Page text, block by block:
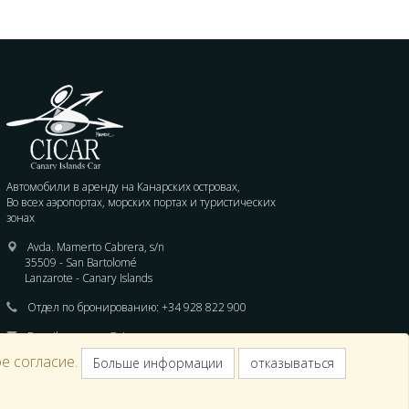
Автомобили в аренду на Канарских островах,
Во всех аэропортах, морских портах и туристических
зонах
Avda. Mamerto Cabrera, s/n
35509 - San Bartolomé
Lanzarote - Canary Islands
Отдел по бронированию: +34 928 822 900
E-mail :reservas@cicar.com
согласие. Больше информации
отказываться